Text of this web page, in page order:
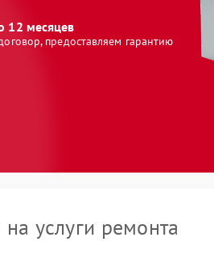
12 месяцев
предоставляем гарантию
услуги ремонта